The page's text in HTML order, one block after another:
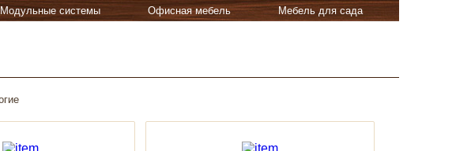
Модульные системы Офисная мебель Мебель для сада